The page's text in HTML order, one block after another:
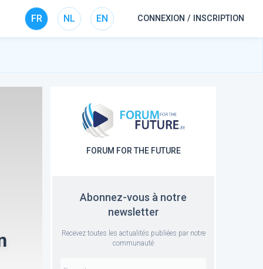
FR NL EN CONNEXION / INSCRIPTION
FORUM FOR THE FUTURE
Abonnez-vous à notre
newsletter
Recevez toutes les actualités publiées par notre
communauté